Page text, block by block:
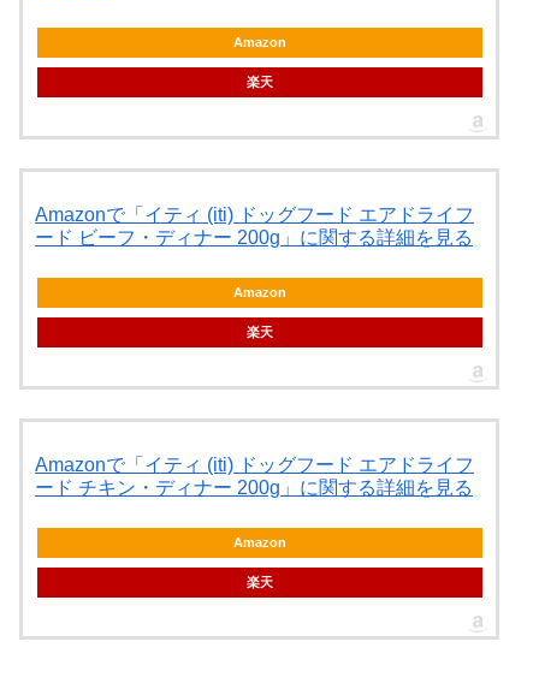
Amazon
楽天
Amazonで「イティ (iti) ドッグフード エアドライフ
ード ビーフ・ディナー 200g」に関する詳細を見る
Amazon
楽天
Amazonで「イティ (iti) ドッグフード エアドライフ
ード チキン・ディナー 200g」に関する詳細を見る
Amazon
楽天